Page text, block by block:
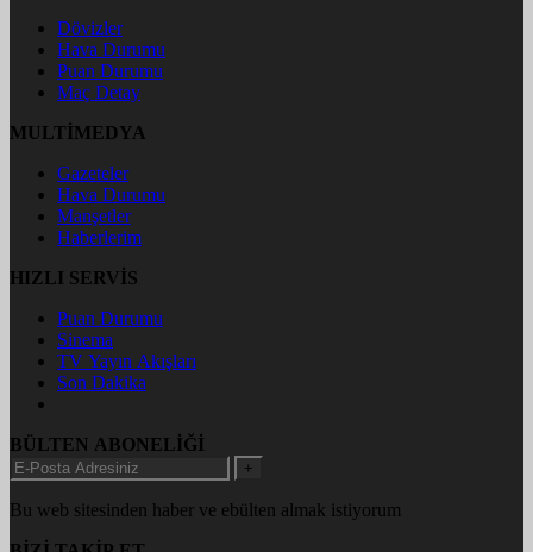
Dövizler
Hava Durumu
Puan Durumu
Maç Detay
MULTİMEDYA
Gazeteler
Hava Durumu
Manşetler
Haberlerim
HIZLI SERVİS
Puan Durumu
Sinema
TV Yayın Akışları
Son Dakika
BÜLTEN ABONELİĞİ
+
Bu web sitesinden haber ve ebülten almak istiyorum